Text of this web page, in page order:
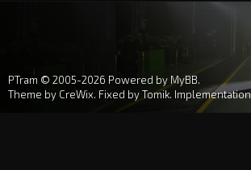
PTram © 2005-2026 Powered by MyBB.
Theme by CreWix. Fixed byTomik.